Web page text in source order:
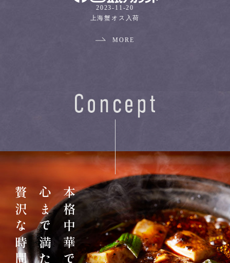
2023-11-20
上海蟹オス入荷
MORE
本格中華で
贅沢な時間